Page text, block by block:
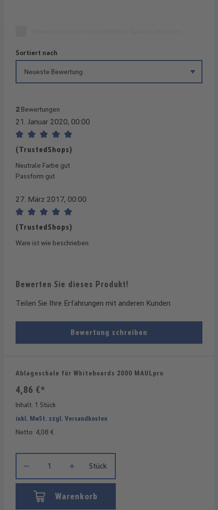
Bewerten Sie dieses Produkt!
Teilen Sie Ihre Erfahrungen mit anderen Kunden.
Bewertung schreiben
Sortiert nach
2 Bewertungen
21. Januar 2020, 00:00
Bewertung mit 5 von 5 Sternen
(TrustedShops)
Neutrale Farbe gut
Passform gut
27. März 2017, 00:00
Bewertung mit 5 von 5 Sternen
(TrustedShops)
Ware ist wie beschrieben.
Ablageschale für Whiteboards 2000 MAULpro
4,86 €*
Inhalt: 1 Stück
inkl. MwSt. zzgl. Versandkosten
Netto: 4,08 €
Stück
Warenkorb